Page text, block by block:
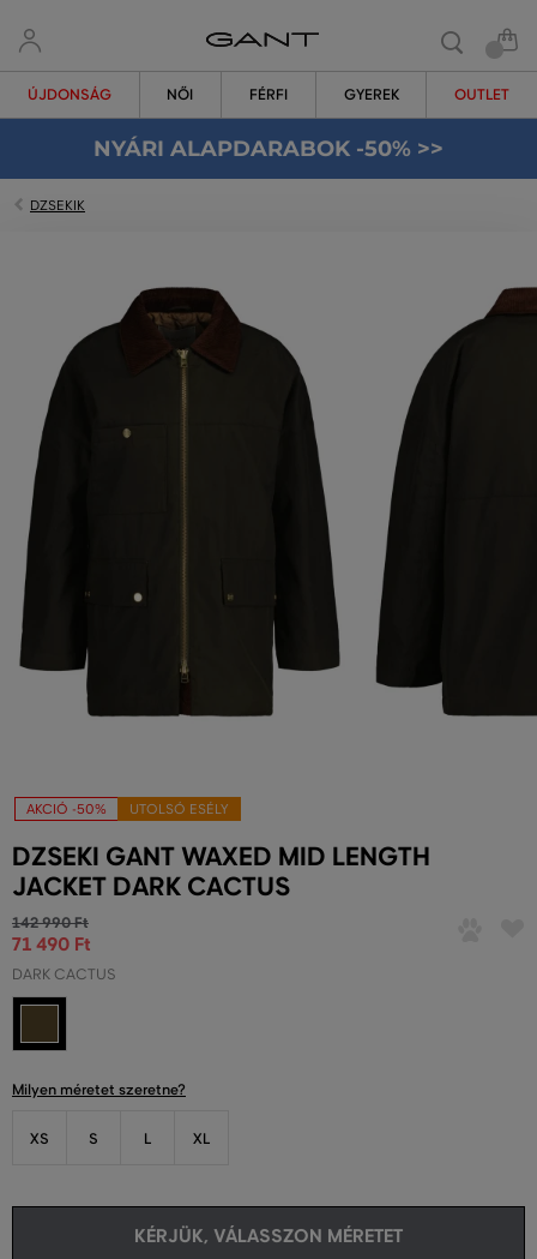
ÚJDONSÁG NŐI FÉRFI GYEREK OUTLET
NYÁRI ALAPDARABOK -50% >>
DZSEKIK
AKCIÓ -50% UTOLSÓ ESÉLY
DZSEKI GANT WAXED MID LENGTH
JACKET DARK CACTUS
142 990 Ft
71 490 Ft
DARK CACTUS
Milyen méretet szeretne?
XS S L XL
KÉRJÜK, VÁLASSZON MÉRETET